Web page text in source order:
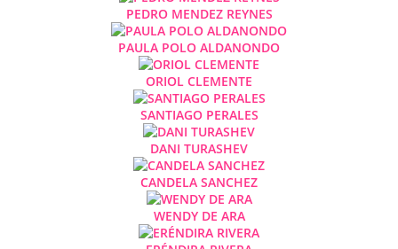
PEDRO MENDEZ REYNES
PAULA POLO ALDANONDO
ORIOL CLEMENTE
SANTIAGO PERALES
DANI TURASHEV
CANDELA SANCHEZ
WENDY DE ARA